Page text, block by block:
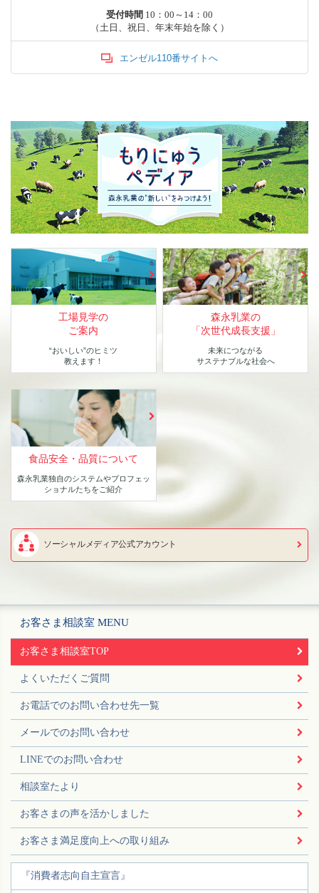
受付時間 10：00～14：00
（土日、祝日、年末年始を除く）
エンゼル110番サイトへ
工場見学の
ご案内
“おいしい”のヒミツ
教えます！
森永乳業の
「次世代成長支援」
未来につながる
サステナブルな社会へ
食品安全・品質について
森永乳業独自のシステムやプロフェッ
ショナルたちをご紹介
ソーシャルメディア公式アカウント
お客さま相談室 MENU
お客さま相談室TOP
よくいただくご質問
お電話でのお問い合わせ先一覧
メールでのお問い合わせ
LINEでのお問い合わせ
相談室たより
お客さまの声を活かしました
お客さま満足度向上への取り組み
『消費者志向自主宣言』